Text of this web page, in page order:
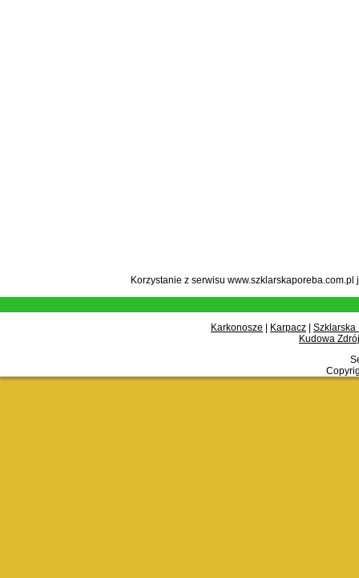
Korzystanie z serwisu
Karkonosze Karpacz
Szklarska
Kudowa